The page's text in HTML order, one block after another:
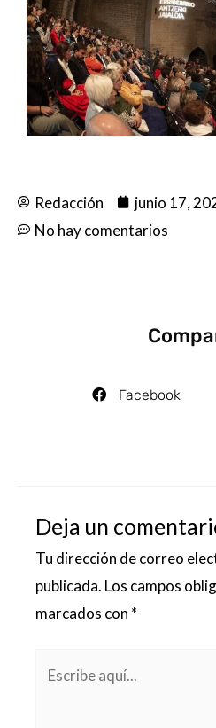
Redacción junio 17,
No hay comentarios
Facebook
Deja un
Tu dirección de correo
publicada. Los campos
marcados con *